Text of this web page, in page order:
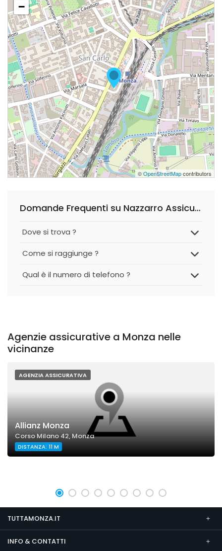
−
©OpenStreetMapcontributors
Domande Frequenti su Nazzarro Assicuratori
Dove si trova ?
Come si raggiunge ?
Qual è il numero di telefono ?
Agenzie assicurative a Monza nelle
vicinanze
AGENZIA ASSICURATIVA
Allianz Monza
Corso Milano 42, Monza
DISTANZA: 11 M
TUTTAMONZA.IT
INFO & CONTATTI